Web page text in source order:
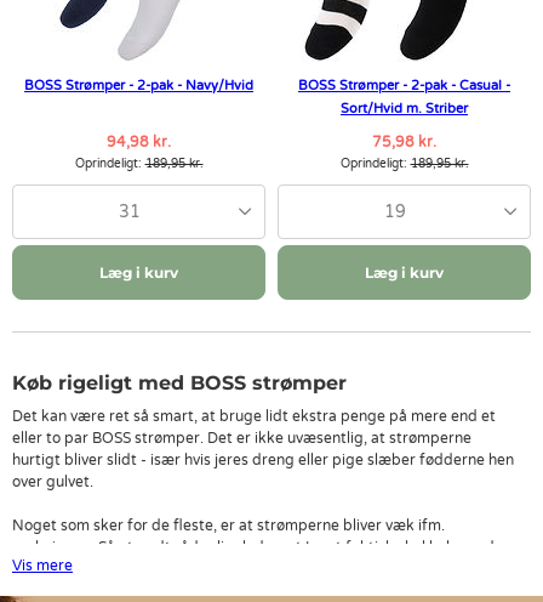
BOSS Strømper - 2-pak - Navy/Hvid
94,98 kr.
Oprindeligt:189,95 kr.
31
Læg i kurv
BOSS Strømper - 2-pak - Casual -
Sort/Hvid m. Striber
75,98 kr.
Oprindeligt:189,95 kr.
19
Læg i kurv
Køb rigeligt med BOSS strømper
Det kan være ret så smart, at bruge lidt ekstra penge på mere end et
eller to par BOSS strømper. Det er ikke uvæsentlig, at strømperne
hurtigt bliver slidt - især hvis jeres dreng eller pige slæber fødderne hen
over gulvet.
Noget som sker for de fleste, er at strømperne bliver væk ifm.
vaskningen. Så et godt råd erligeledes, at I rent faktisk skal købe end
hvad I havde forestillet jer.
Vis mere